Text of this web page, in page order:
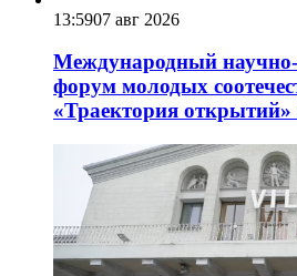
13:5907 авг 2026
Международный научно-
форум молодых
«Траектория